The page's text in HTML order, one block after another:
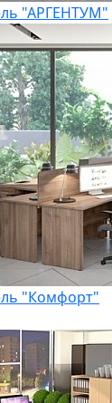
"АРГЕНТУМ"
"Комфорт"